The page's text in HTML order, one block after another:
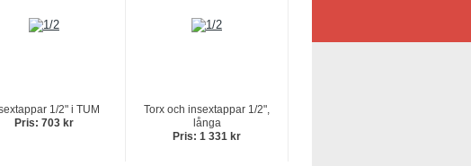
1/2" i TUM
Pris: 703 kr
Torx och insextappar 1/2",
långa
Pris: 1 331 kr